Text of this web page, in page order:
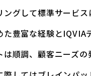
ングして標準サービ
た豊富な経験とIQVIA
は順調、顧客ニーズ